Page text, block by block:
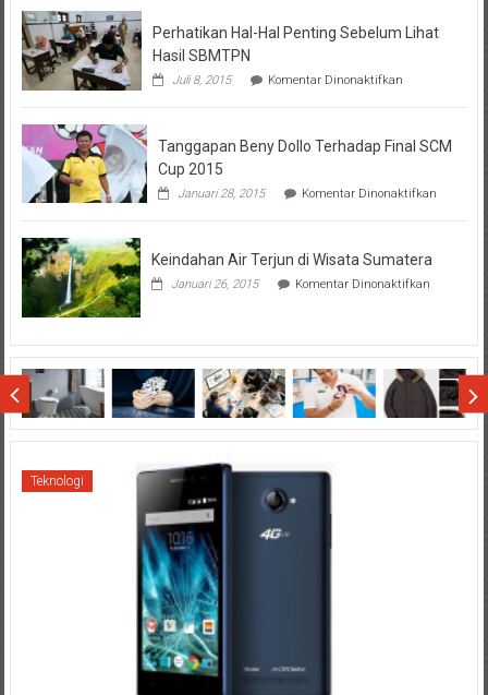
Perhatikan Hal-Hal Penting Sebelum Lihat
Hasil SBMTPN
Juli 8, 2015 Komentar Dinonaktifkanpada
Hal-
Penting
Hasil
Tanggapan Beny Dollo Terhadap Final SCM
Cup 2015
Januari 28, 2015 Komentar Dinonaktifkanpada
Beny
Keindahan Air Terjun di Wisata Sumatera
Januari 26, 2015 Komentar Dinonaktifkanpada
di
Wisata
Sumatera
Teknologi